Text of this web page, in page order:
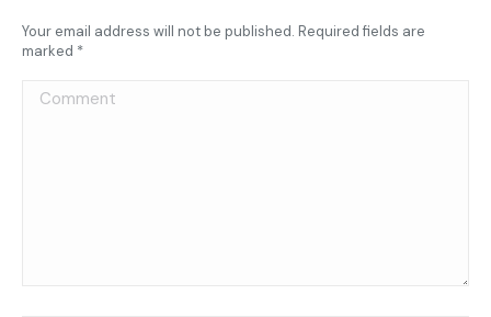
Your email address will not be published. Required fields are
marked *
Comment